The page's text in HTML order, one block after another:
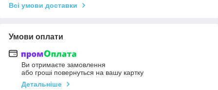
Всі умови доставки
Умови оплати
Ви отримаєте замовлення
або гроші повернуться на вашу картку
Детальніше